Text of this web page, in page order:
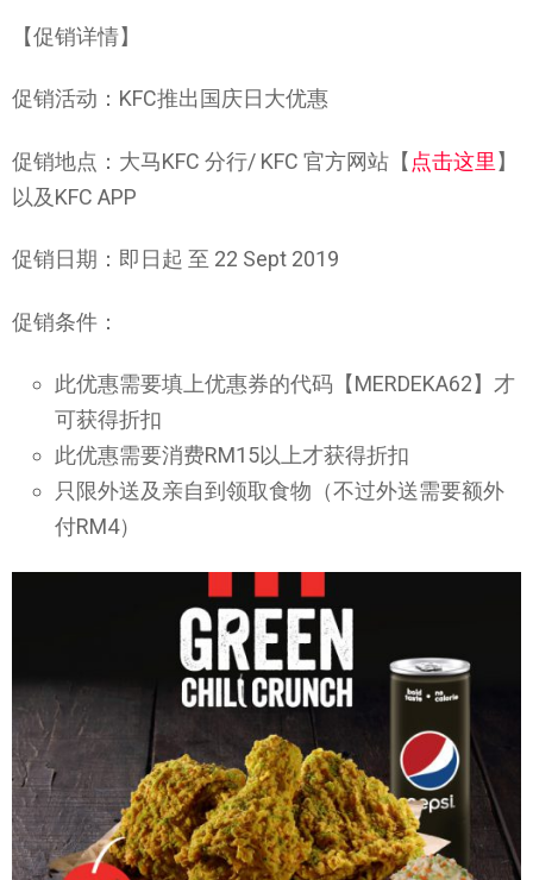
【促销详情】
促销活动：KFC推出国庆日大优惠
促销地点：大马KFC 分行/ KFC 官方网站【点击这里】
以及KFC APP
促销日期：即日起 至 22 Sept 2019
促销条件：
此优惠需要填上优惠券的代码【MERDEKA62】才
可获得折扣
此优惠需要消费RM15以上才获得折扣
只限外送及亲自到领取食物（不过外送需要额外
付RM4）